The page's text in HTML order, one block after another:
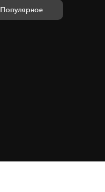
Популярное